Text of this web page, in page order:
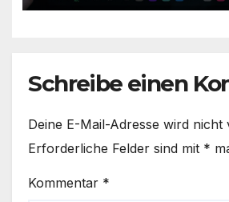
Schreibe einen
Deine E-Mail-Adresse wird nicht
Erforderliche Felder sind mit *
Kommentar *